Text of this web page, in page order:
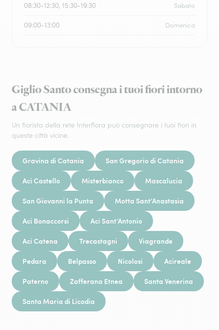
08:30-12:30, 15:30-19:30 Sabato
09:00-13:00 Domenica
Giglio Santo consegna i tuoi fiori intorno
a CATANIA
Un fiorista della rete Interflora può consegnare i tuoi fiori in
queste città vicine.
Gravina di Catania San Gregorio di Catania
Aci Castello Misterbianco Mascalucia
San Giovanni la Punta Motta Sant’Anastasia
Aci Bonaccorsi Aci Sant’Antonio
Aci Catena Trecastagni Viagrande
Pedara Belpasso Nicolosi Acireale
Paterno Zafferana Etnea Santa Venerina
Santa Maria di Licodia